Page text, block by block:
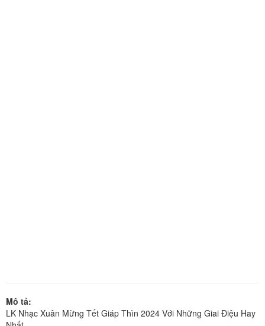
Mô tả:
LK Nhạc Xuân Mừng Tết Giáp Thìn 2024 Với Những Giai Điệu Hay